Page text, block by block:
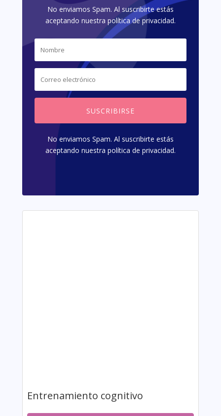
No enviamos Spam. Al suscribirte estás
aceptando nuestra política de privacidad.
SUSCRIBIRSE
No enviamos Spam. Al suscribirte estás
aceptando nuestra política de privacidad.
Entrenamiento cognitivo